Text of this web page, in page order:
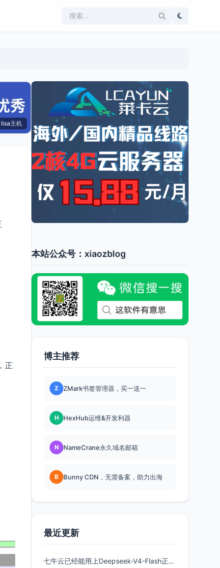
lisa主机
正
本站公众号：xiaozblog
博主推荐
Z ZMark书签管理器，买一送一
H HexHub运维&开发利器
N NameCrane永久域名邮箱
B Bunny CDN，无需备案，助力出海
最近更新
七牛云已经能用上Deepseek-V4-Flash正式版了，点此领取300万Token